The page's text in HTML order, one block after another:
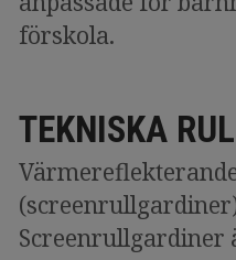
förskola.
TEKNISKA
Screenrullgardiner